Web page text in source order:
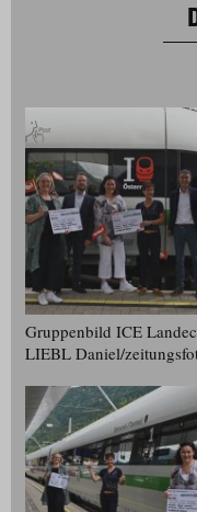
Gruppenbild ICE
LIEBL Daniel/​